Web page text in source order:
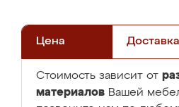
Цена Доставка
Стоимость зависит от
материалов Вашей